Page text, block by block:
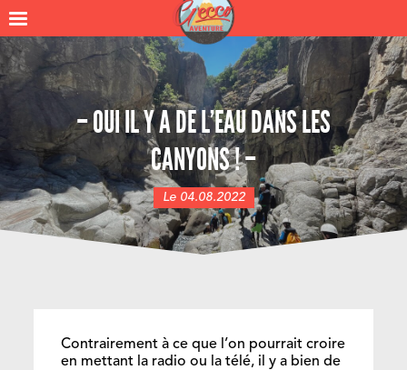
– OUI IL Y A DE L’EAU DANS LES
CANYONS ! –
Le 04.08.2022
Contrairement à ce que l’on pourrait croire
en mettant la radio ou la télé, il y a bien de